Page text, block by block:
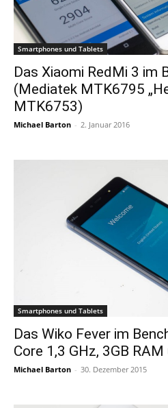
Smartphones und Tablets
Das Xiaomi RedMi 3 im
(Mediatek MTK6795
MTK6753)
Michael Barton - 2. Januar 2016
Smartphones und Tablets
Das Wiko Fever im
Core 1,3 GHz, 3GB
Michael Barton - 30. Dezember 2015